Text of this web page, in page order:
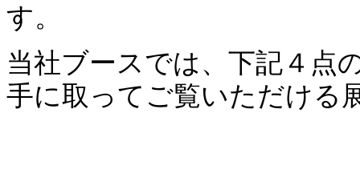
す。
当社ブースでは、下記４点
手に取ってご覧いただける